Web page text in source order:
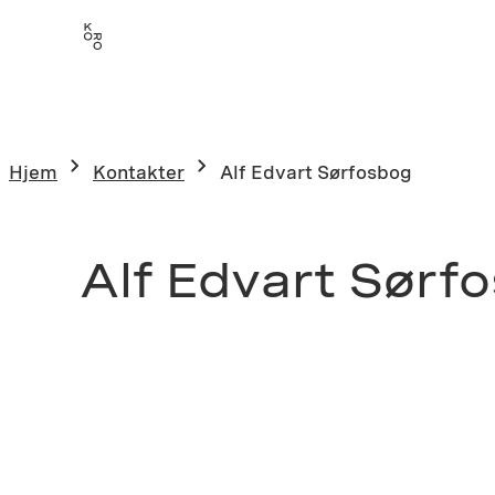
Hjem Kontakter Alf Edvart Sørfosbog
Alf Edvart